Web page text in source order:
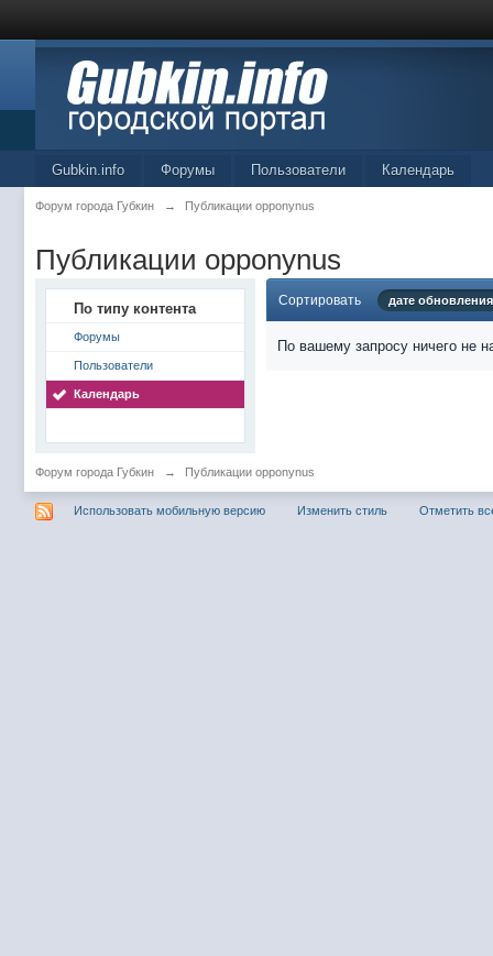
Gubkin.info Форумы Пользователи Календарь
Форум города Губкин → Публикации opponynus
Публикации opponynus
По типу контента
Форумы
Пользователи
Календарь
Сортировать дате обновления
По вашему запросу ничего не
Форум города Губкин → Публикации opponynus
Использовать мобильную версию Изменить стиль Отметить